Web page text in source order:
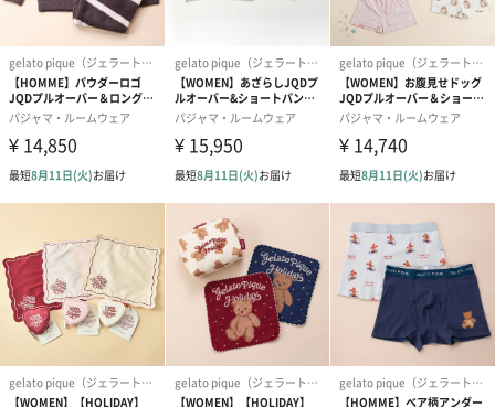
※照明の関係により、実際よりも色味が違って見える場合があり
ます。
またパソコン・スマートフォンなどの環境により、若干製品と画
像のカラーが異なる場合もございます。予めご了承ください。商
品の色味は、商品単品画像をご参照ください。
※商品画像はサンプルのため、色味やサイズ等の仕様に変更があ
る場合がございますので、予めご了承ください。
「gelato pique（ジェラートピケ）」
“大人のデザート”をコンセプトに、着心地へのこだわり、着る人
それぞれのライフスタイルに喜ばれるアイテムを“ファッションの
スウィーツ”として表現したルームウェアブランドです。